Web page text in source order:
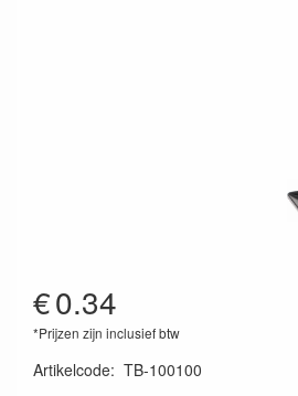
€0.34
*Prijzen zijn inclusief btw
Artikelcode: TB-100100